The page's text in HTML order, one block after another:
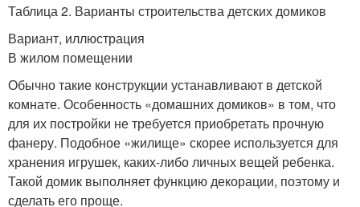
Таблица 2. Варианты строительства детских домиков
Вариант, иллюстрация
В жилом помещении
Обычно такие конструкции устанавливают в детской
комнате. Особенность «домашних домиков» в том, что
для их постройки не требуется приобретать прочную
фанеру. Подобное «жилище» скорее используется для
хранения игрушек, каких-либо личных вещей ребенка.
Такой домик выполняет функцию декорации, поэтому и
сделать его проще.